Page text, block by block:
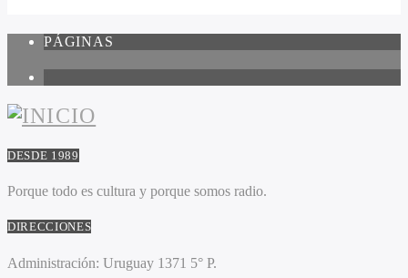
PÁGINAS
DESDE 1989
Porque todo es cultura y porque somos radio.
DIRECCIONES
Administración: Uruguay 1371 5° P.